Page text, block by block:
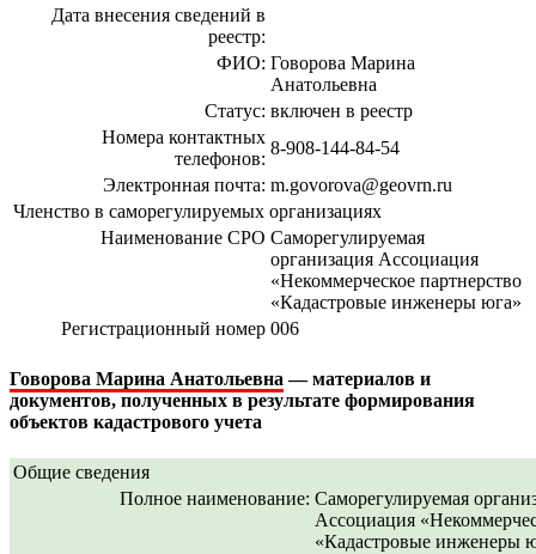
Дата внесения сведений в
реестр:
ФИО: Говорова Марина
Анатольевна
Статус: включен в реестр
Номера контактных
телефонов:
8-908-144-84-54
Электронная почта: m.govorova@geovrn.ru
Членство в саморегулируемых организациях
Наименование СРО Саморегулируемая
организация Ассоциация
«Некоммерческое партнерство
«Кадастровые инженеры юга»
Регистрационный номер 006
Говорова Марина Анатольевна — материалов и
документов, полученных в результате формирования
объектов кадастрового учета
Общие сведения
Полное наименование: Саморегулируемая
Ассоциация
«Кадастровые инженеры